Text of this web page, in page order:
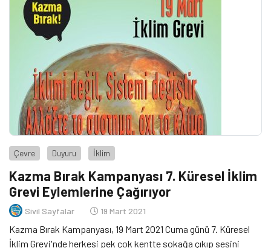
Çevre Duyuru İklim
Kazma Bırak Kampanyası 7. Küresel İklim
Grevi Eylemlerine Çağırıyor
Sivil Sayfalar 19 Mart 2021
Kazma Bırak Kampanyası, 19 Mart 2021 Cuma günü 7. Küresel
İklim Grevi'nde herkesi pek çok kentte sokağa çıkıp sesini